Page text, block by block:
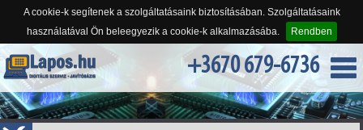
A cookie-k segítenek a szolgáltatásaink biztosításában. Szolgáltatásaink
használatával Ön beleegyezik a cookie-k alkalmazásába.
Rendben
+3670 679-6736